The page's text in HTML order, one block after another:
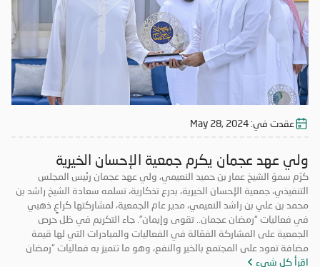
عقدت في: May 28, 2024
ولي عهد عجمان يكرم جمعية الإحسان الخيرية
كرّم سموّ الشيخ عمار بن حميد النعيمي، ولي عهد عجمان رئيس المجلس
التنفيذي، جمعية الإحسان الخيرية، بدرع تذكارية، تسلمه سعادة الشيخ راشد بن
محمد بن علي بن راشد النعيمي، مدير عام الجمعية، لمشاركتها كراعٍ ذهبي
في فعاليات “رمضان عجمان.. تقوى وإيمان”. جاء التكريم في ظل حرص
الجمعية على المشاركة الفعّالة في الفعاليات والمبادرات التي لها قيمة
مضافة تعود على المجتمع بالخير والنفع، وهو ما تتميز به فعاليات “رمضان
عجمان.. تقوى وإيمان” في نسخه السابقة. وتأتي مشاركة “الإحسان الخيرية”
اقرأ كل شيء